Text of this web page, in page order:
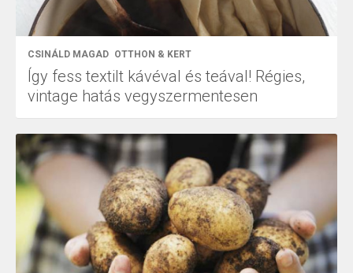
CSINÁLD MAGAD OTTHON & KERT
Így fess textilt kávéval és teával! Régies,
vintage hatás vegyszermentesen